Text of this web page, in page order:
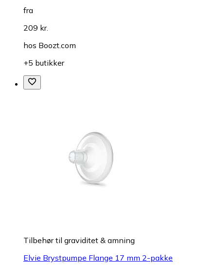
fra
209 kr.
hos Boozt.com
+5 butikker
Tilbehør til graviditet & amning
Elvie Brystpumpe Flange 17 mm 2-pakke